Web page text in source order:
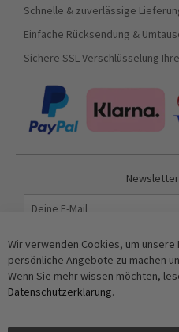
Schnelle & zuverlässige
Einfache Rücksendung &
Sichere SSL-Verschlüsselung
Anti-Roboter-
Wir verwenden Cookies, um
persönliche Angebote zu machen
Wenn Sie mehr wissen möchten,
Datenschutzerklärung.